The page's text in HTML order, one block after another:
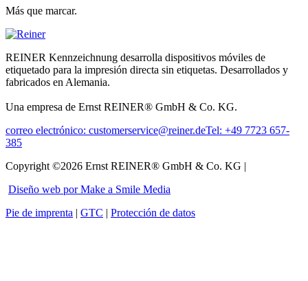
Más que marcar.
REINER Kennzeichnung desarrolla dispositivos móviles de
etiquetado para la impresión directa sin etiquetas. Desarrollados y
fabricados en Alemania.
Una empresa de Ernst REINER® GmbH & Co. KG.
correo electrónico: customerservice@reiner.deTel: +49 7723 657-
385
Copyright ©2026 Ernst REINER® GmbH & Co. KG |
Diseño web por Make a Smile Media
Pie de imprenta | GTC | Protección de datos